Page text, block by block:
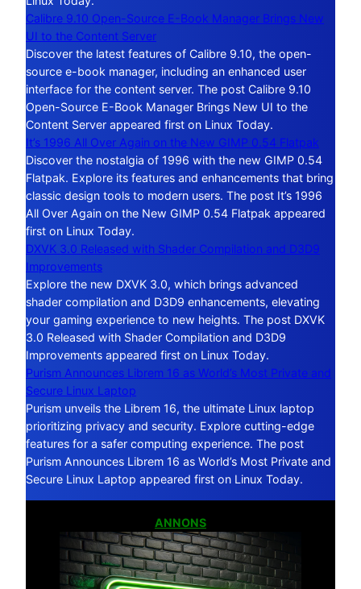
Calibre 9.10 Open-Source E-Book Manager Brings New
UI to the Content Server
Discover the latest features of Calibre 9.10, the open-
source e-book manager, including an enhanced user
interface for the content server. The post Calibre 9.10
Open-Source E-Book Manager Brings New UI to the
Content Server appeared first on Linux Today.
It’s 1996 All Over Again on the New GIMP 0.54 Flatpak
Discover the nostalgia of 1996 with the new GIMP 0.54
Flatpak. Explore its features and enhancements that bring
classic design tools to modern users. The post It’s 1996
All Over Again on the New GIMP 0.54 Flatpak appeared
first on Linux Today.
DXVK 3.0 Released with Shader Compilation and D3D9
Improvements
Explore the new DXVK 3.0, which brings advanced
shader compilation and D3D9 enhancements, elevating
your gaming experience to new heights. The post DXVK
3.0 Released with Shader Compilation and D3D9
Improvements appeared first on Linux Today.
Purism Announces Librem 16 as World’s Most Private and
Secure Linux Laptop
Purism unveils the Librem 16, the ultimate Linux laptop
prioritizing privacy and security. Explore cutting-edge
features for a safer computing experience. The post
Purism Announces Librem 16 as World’s Most Private and
Secure Linux Laptop appeared first on Linux Today.
ANNONS